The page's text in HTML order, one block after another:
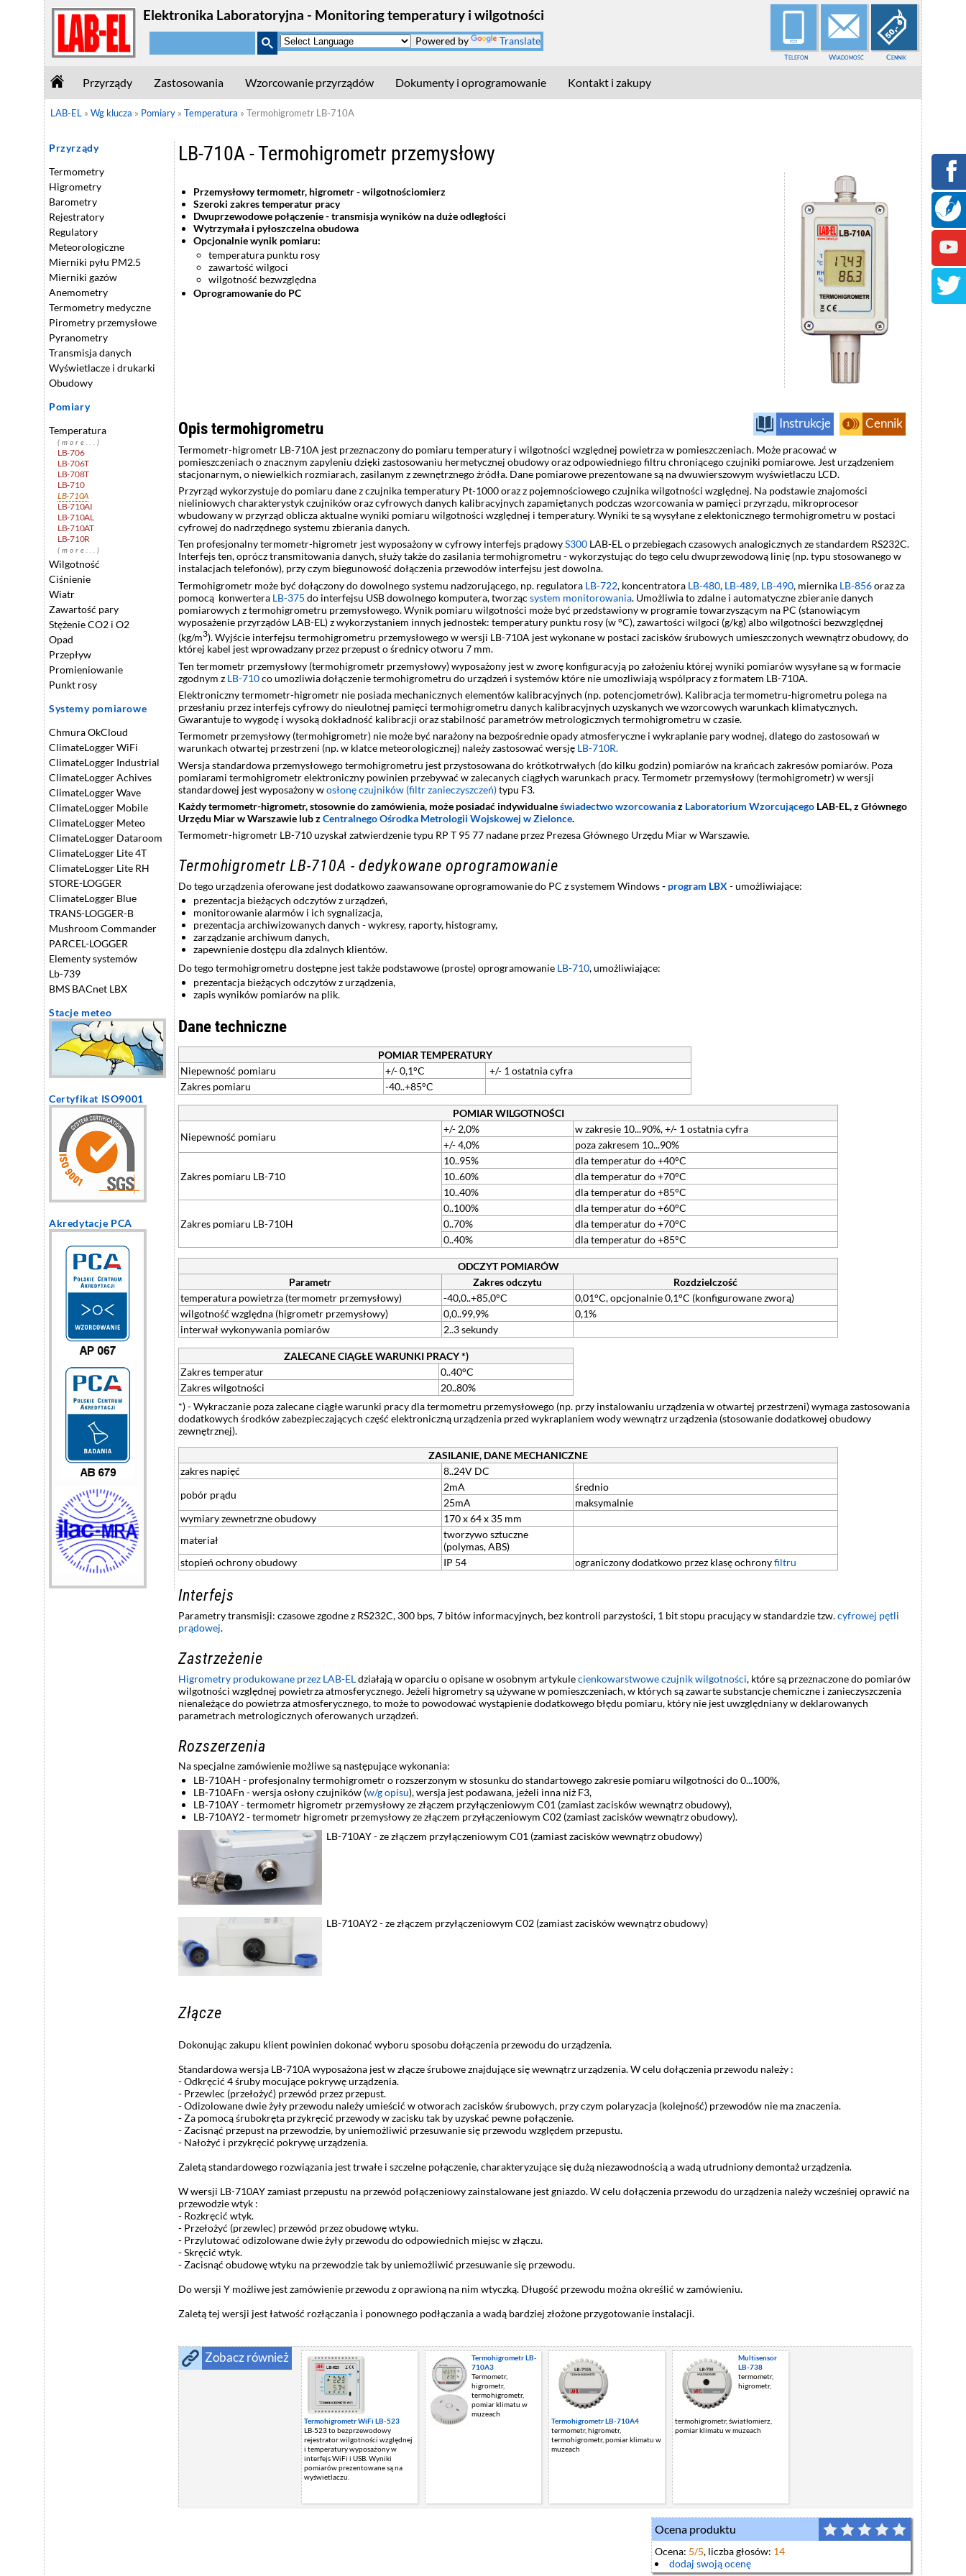
Elektronika Laboratoryjna - Monitoring temperatury i wilgotności
Powered by Translate
Telefon Wiadomość Cennik
Przyrządy Zastosowania Wzorcowanie przyrządów Dokumenty i oprogramowanie Kontakt i zakupy
LAB-EL » Wg klucza » Pomiary » Temperatura » Termohigrometr LB-710A
Przyrządy
Termometry
Higrometry
Barometry
Rejestratory
Regulatory
Meteorologiczne
Mierniki pyłu PM2.5
Mierniki gazów
Anemometry
Termometry medyczne
Pirometry przemysłowe
Pyranometry
Transmisja danych
Wyświetlacze i drukarki
Obudowy
Pomiary
Temperatura
(more...)
LB-706
LB-706T
LB-708T
LB-710
LB-710A
LB-710AI
LB-710AL
LB-710AT
LB-710R
(more...)
Wilgotność
Ciśnienie
Wiatr
Zawartość pary
Stężenie CO2 i O2
Opad
Przepływ
Promieniowanie
Punkt rosy
Systemy pomiarowe
Chmura OkCloud
ClimateLogger WiFi
ClimateLogger Industrial
ClimateLogger Achives
ClimateLogger Wave
ClimateLogger Mobile
ClimateLogger Meteo
ClimateLogger Dataroom
ClimateLogger Lite 4T
ClimateLogger Lite RH
STORE-LOGGER
ClimateLogger Blue
TRANS-LOGGER-B
Mushroom Commander
PARCEL-LOGGER
Elementy systemów
Lb-739
BMS BACnet LBX
Stacje meteo
Certyfikat ISO9001
Akredytacje PCA
LB-710A - Termohigrometr przemysłowy
Przemysłowy termometr, higrometr - wilgotnościomierz
Szeroki zakres temperatur pracy
Dwuprzewodowe połączenie - transmisja wyników na duże odległości
Wytrzymała i pyłoszczelna obudowa
Opcjonalnie wynik pomiaru:
temperatura punktu rosy
zawartość wilgoci
wilgotność bezwzględna
Oprogramowanie do PC
Instrukcje Cennik
Opis termohigrometru
Termometr-higrometr LB-710A jest przeznaczony do pomiaru temperatury i wilgotności względnej powietrza w pomieszczeniach. Może pracować w
pomieszczeniach o znacznym zapyleniu dzięki zastosowaniu hermetycznej obudowy oraz odpowiedniego filtru chroniącego czujniki pomiarowe. Jest urządzeniem
stacjonarnym, o niewielkich rozmiarach, zasilanym z zewnętrznego źródła. Dane pomiarowe prezentowane są na dwuwierszowym wyświetlaczu LCD.
Przyrząd wykorzystuje do pomiaru dane z czujnika temperatury Pt-1000 oraz z pojemnościowego czujnika wilgotności względnej. Na podstawie znajomości
nieliniowych charakterystyk czujników oraz cyfrowych danych kalibracyjnych zapamiętanych podczas wzorcowania w pamięci przyrządu, mikroprocesor
wbudowany w przyrząd oblicza aktualne wyniki pomiaru wilgotności względnej i temperatury. Wyniki te są wysyłane z elektonicznego termohigrometru w postaci
cyfrowej do nadrzędnego systemu zbierania danych.
Ten profesjonalny termometr-higrometr jest wyposażony w cyfrowy interfejs prądowyS300 LAB-EL o przebiegach czasowych analogicznych ze standardem RS232C.
Interfejs ten, oprócz transmitowania danych, służy także do zasilania termohigrometru - wykorzystując do tego celu dwuprzewodową linię (np. typu stosowanego w
instalacjach telefonów), przy czym biegunowość dołączenia przewodów interfejsu jest dowolna.
Termohigrometr może być dołączony do dowolnego systemu nadzorującego, np. regulatora LB-722, koncentratora LB-480, LB-489, LB-490, miernika LB-856oraz za
pomocą konwertera LB-375 do interfejsu USB dowolnego komputera, tworząc system monitorowania. Umożliwia to zdalne i automatyczne zbieranie danych
pomiarowych z termohigrometru przemysłowego. Wynik pomiaru wilgotności może być przedstawiony w programie towarzyszącym na PC (stanowiącym
wyposażenie przyrządów LAB-EL) z wykorzystaniem innych jednostek: temperatury punktu rosy (w °C), zawartości wilgoci (g/kg) albo wilgotności bezwzględnej
(kg/m3). Wyjście interfejsu termohigrometru przemysłowego w wersji LB-710A jest wykonane w postaci zacisków śrubowych umieszczonych wewnątrz obudowy, do
której kabel jest wprowadzany przez przepust o średnicy otworu 7 mm.
Ten termometr przemysłowy (termohigrometr przemysłowy) wyposażony jest w zworę konfiguracyją po założeniu której wyniki pomiarów wysyłane są w formacie
zgodnym z LB-710co umozliwia dołączenie termohigrometru do urządzeń i systemów które nie umozliwiają wspólpracy z formatem LB-710A.
Elektroniczny termometr-higrometr nie posiada mechanicznych elementów kalibracyjnych (np. potencjometrów). Kalibracja termometru-higrometru polega na
przesłaniu przez interfejs cyfrowy do nieulotnej pamięci termohigrometru danych kalibracyjnych uzyskanych we wzorcowych warunkach klimatycznych.
Gwarantuje to wygodę i wysoką dokładność kalibracji oraz stabilność parametrów metrologicznych termohigrometru w czasie.
Termometr przemysłowy (termohigrometr) nie może być narażony na bezpośrednie opady atmosferyczne i wykraplanie pary wodnej, dlatego do zastosowań w
warunkach otwartej przestrzeni (np. w klatce meteorologicznej) należy zastosować wersję LB-710R.
Wersja standardowa przemysłowego termohigrometru jest przystosowana do krótkotrwałych (do kilku godzin) pomiarów na krańcach zakresów pomiarów. Poza
pomiarami termohigrometr elektroniczny powinien przebywać w zalecanych ciągłych warunkach pracy. Termometr przemysłowy (termohigrometr) w wersji
standardowej jest wyposażony wosłonę czujników (filtr zanieczyszczeń)typu F3.
Każdy termometr-higrometr, stosownie do zamówienia, może posiadać indywidualneświadectwo wzorcowaniaz Laboratorium Wzorcującego LAB-EL, zGłównego
Urzędu Miar w Warszawie lub zCentralnego Ośrodka Metrologii Wojskowej w Zielonce.
Termometr-higrometr LB-710 uzyskał zatwierdzenie typu RP T 95 77 nadane przez Prezesa Głównego Urzędu Miar w Warszawie.
Termohigrometr LB-710A - dedykowane oprogramowanie
Do tego urządzenia oferowane jest dodatkowo zaawansowane oprogramowanie do PC z systemem Windows- program LBX - umożliwiające:
prezentacja bieżących odczytów z urządzeń,
monitorowanie alarmów i ich sygnalizacja,
prezentacja archiwizowanych danych - wykresy, raporty, histogramy,
zarządzanie archiwum danych,
zapewnienie dostępu dla zdalnych klientów.
Do tego termohigrometru dostępne jest także podstawowe (proste) oprogramowanie LB-710, umożliwiające:
prezentacja bieżących odczytów z urządzenia,
zapis wyników pomiarów na plik.
Dane techniczne
POMIAR TEMPERATURY
Niepewność pomiaru
+/- 0,1°C
+/- 1 ostatnia cyfra
Zakres pomiaru
-40..+85°C
POMIAR WILGOTNOŚCI
Niepewność pomiaru
+/- 2,0%
w zakresie 10...90%, +/- 1 ostatnia cyfra
+/- 4,0%
poza zakresem 10...90%
Zakres pomiaru LB-710
10..95%
dla temperatur do +40°C
10..60%
dla temperatur do +70°C
10..40%
dla temperatur do +85°C
Zakres pomiaru LB-710H
0..100%
dla temperatur do +60°C
0..70%
dla temperatur do +70°C
0..40%
dla temperatur do +85°C
ODCZYT POMIARÓW
Parametr
Zakres odczytu
Rozdzielczość
temperatura powietrza (termometr przemysłowy)
-40,0..+85,0°C
0,01°C, opcjonalnie 0,1°C (konfigurowane zworą)
wilgotność względna (higrometr przemysłowy)
0,0..99,9%
0,1%
interwał wykonywania pomiarów
2..3 sekundy
ZALECANE CIĄGŁE WARUNKI PRACY *)
Zakres temperatur
0..40°C
Zakres wilgotności
20..80%
*) - Wykraczanie poza zalecane ciągłe warunki pracy dla termometru przemysłowego (np. przy instalowaniu urządzenia w otwartej przestrzeni) wymaga zastosowania
dodatkowych środków zabezpieczających część elektroniczną urządzenia przed wykraplaniem wody wewnątrz urządzenia (stosowanie dodatkowej obudowy
zewnętrznej).
ZASILANIE, DANE MECHANICZNE
zakres napięć
8..24V DC
pobór prądu
2mA
średnio
25mA
maksymalnie
wymiary zewnetrzne obudowy
170 x 64 x 35 mm
materiał
tworzywo sztuczne
(polymas, ABS)
stopień ochrony obudowy
IP 54 ograniczony dodatkowo przez klasę ochronyfiltru
Interfejs
Parametry transmisji: czasowe zgodne z RS232C, 300 bps, 7 bitów informacyjnych, bez kontroli parzystości, 1 bit stopu pracujący w standardzie tzw.cyfrowej pętli
prądowej.
Zastrzeżenie
Higrometry produkowane przez LAB-ELdziałają w oparciu o opisane w osobnym artykulecienkowarstwowe czujnik wilgotności, które są przeznaczone do pomiarów
wilgotności względnej powietrza atmosferycznego. Jeżeli higrometry są używane w pomieszczeniach, w których są zawarte substancje chemiczne i zanieczyszczenia
nienależące do powietrza atmosferycznego, to może to powodować wystąpienie dodatkowego błędu pomiaru, który nie jest uwzględniany w deklarowanych
parametrach metrologicznych oferowanych urządzeń.
Rozszerzenia
Na specjalne zamówienie możliwe są następujące wykonania:
LB-710AH - profesjonalny termohigrometr o rozszerzonym w stosunku do standartowego zakresie pomiaru wilgotności do 0...100%,
LB-710AFn - wersja osłony czujników (w/g opisu), wersja jest podawana, jeżeli inna niż F3,
LB-710AY - termometr higrometr przemysłowy ze złączem przyłączeniowym C01 (zamiast zacisków wewnątrz obudowy),
LB-710AY2 - termometr higrometr przemysłowy ze złączem przyłączeniowym C02 (zamiast zacisków wewnątrz obudowy).
LB-710AY - ze złączem przyłączeniowym C01 (zamiast zacisków wewnątrz obudowy)
LB-710AY2 - ze złączem przyłączeniowym C02 (zamiast zacisków wewnątrz obudowy)
Złącze
Dokonując zakupu klient powinien dokonać wyboru sposobu dołączenia przewodu do urządzenia.
Standardowa wersja LB-710A wyposażona jest w złącze śrubowe znajdujące się wewnątrz urządzenia. W celu dołączenia przewodu należy :
- Odkręcić 4 śruby mocujące pokrywę urządzenia.
- Przewlec (przełożyć) przewód przez przepust.
- Odizolowane dwie żyły przewodu należy umieścić w otworach zacisków śrubowych, przy czym polaryzacja (kolejność) przewodów nie ma znaczenia.
- Za pomocą śrubokręta przykręcić przewody w zacisku tak by uzyskać pewne połączenie.
- Zacisnąć przepust na przewodzie, by uniemożliwić przesuwanie się przewodu względem przepustu.
- Nałożyć i przykręcić pokrywę urządzenia.
Zaletą standardowego rozwiązania jest trwałe i szczelne połączenie, charakteryzujące się dużą niezawodnością a wadą utrudniony demontaż urządzenia.
W wersji LB-710AY zamiast przepustu na przewód połączeniowy zainstalowane jest gniazdo. W celu dołączenia przewodu do urządzenia należy wcześniej oprawić na
przewodzie wtyk :
- Rozkręcić wtyk.
- Przełożyć (przewlec) przewód przez obudowę wtyku.
- Przylutować odizolowane dwie żyły przewodu do odpowiednich miejsc w złączu.
- Skręcić wtyk.
- Zacisnąć obudowę wtyku na przewodzie tak by uniemożliwić przesuwanie się przewodu.
Do wersji Y możliwe jest zamówienie przewodu z oprawioną na nim wtyczką. Długość przewodu można określić w zamówieniu.
Zaletą tej wersji jest łatwość rozłączania i ponownego podłączania a wadą bardziej złożone przygotowanie instalacji.
Zobacz również
Termohigrometr WiFi LB-523
LB-523 to bezprzewodowy
rejestrator wilgotności względnej
i temperatury wyposażony w
interfejs WiFi i USB. Wyniki
pomiarów prezentowane są na
wyświetlaczu.
Termohigrometr LB-
710A3
Termometr,
higrometr,
termohigrometr,
pomiar klimatu w
muzeach
Termohigrometr LB-710A4
termometr, higrometr,
termohigrometr, pomiar klimatu w
muzeach
Multisensor
LB-738
termometr,
higrometr,
termohigrometr, światłomierz,
pomiar klimatu w muzeach
Ocena produktu
Ocena: 5/5, liczba głosów: 14
dodaj swoją ocenę